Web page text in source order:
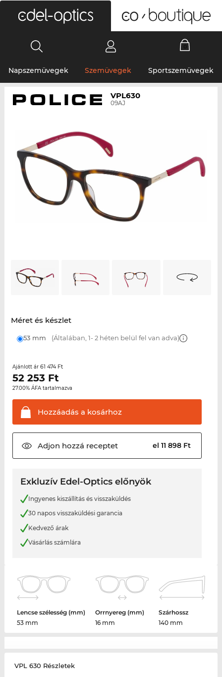
Napszemüvegek Szemüvegek Sportszemüvegek
VPL630
09AJ
Méret és készlet
53 mm (Általában, 1- 2 héten belül fel van adva)
Ajánlott ár 61 474 Ft
52 253 Ft
27.00% ÁFA tartalmazva
Hozzáadás a kosárhoz
Adjon hozzá receptet el 11 898 Ft
Exkluzív Edel-Optics előnyök
Ingyenes kiszállítás és visszaküldés
30 napos visszaküldési garancia
Kedvező árak
Vásárlás számlára
Lencse szélesség (mm)
53 mm
Orrnyereg (mm)
16 mm
Szárhossz
140 mm
VPL 630 Részletek